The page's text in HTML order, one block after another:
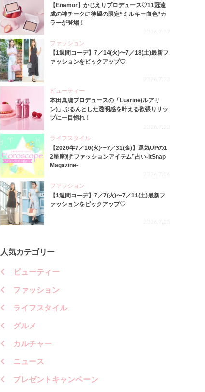
【Enamor】かじえりプロデュース♡11冠達
成の神チークに待望の限定“ミルキー血色”カ
ラーが登場！
2026.7.27
ファッション
【1週間コーデ】7／14(火)〜7／18(土)最新フ
ァッションをピックアップ♡
2026.7.23
ビューティー
本田真凜プロデュースの「Luarine(ルアリ
ン)」ぷるんとした透明感を叶える欲張りリッ
プに一目惚れ！
2026.7.22
ライフスタイル
【2026年7／16(火)〜7／31(金)】運気UPの1
2星座別“ファッションアイテム”占い-itSnap
Magazine-
2026.7.16
ファッション
【1週間コーデ】7／7(火)〜7／11(土)最新フ
ァッションをピックアップ♡
2026.7.15
人気カテゴリー
ビューティー
ファッション
ライフスタイル
グルメ
カルチャー
ニュース
プレゼントキャンペーン